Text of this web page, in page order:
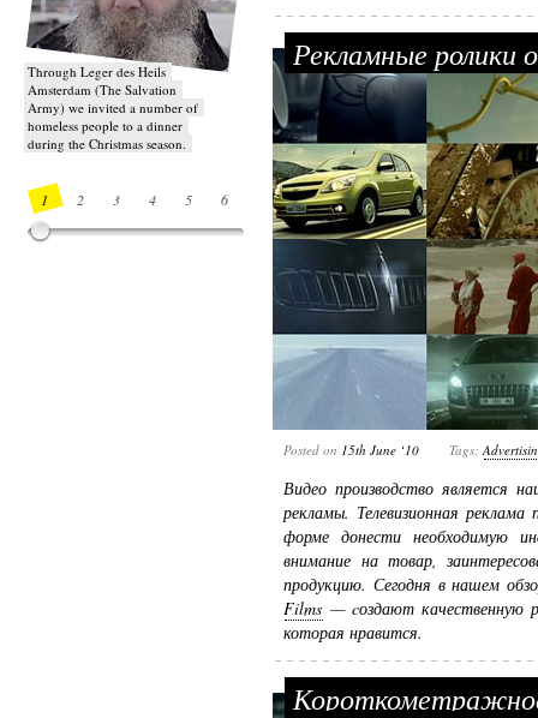
Through Leger des Heils
Amsterdam (The Salvation
Army) we invited a number of
homeless people to a dinner
during the Christmas season.
1 2 3 4 5 6 8 9 10 11 12 13 14
Рекламные ролики
Posted on 15th June ‘10 Tags:
Видео производство является
рекламы. Телевизионная
форме донести необходимую
внимание на товар,
продукцию. Сегодня в нашем
Films — cоздают качественную
которая нравится.